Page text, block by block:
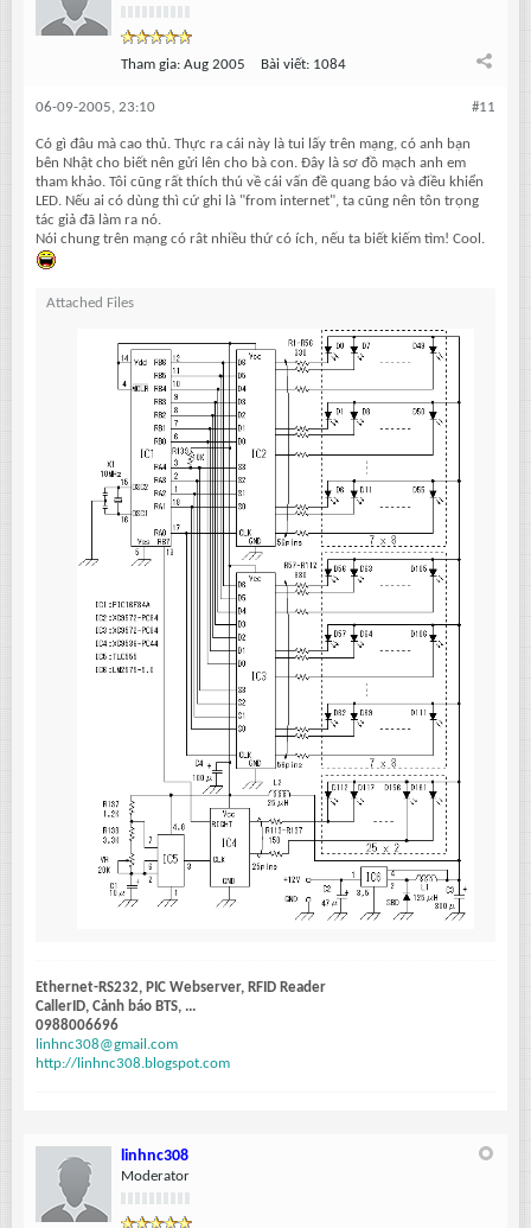
Tham gia: Aug 2005 Bài viết: 1084
#11
06-09-2005, 23:10
Có gì đâu mà cao thủ. Thực ra cái này là tui lấy trên mạng, có anh bạn
bên Nhật cho biết nên gửi lên cho bà con. Đây là sơ đồ mạch anh em
tham khảo. Tôi cũng rất thích thú về cái vấn đề quang báo và điều khiển
LED. Nếu ai có dùng thì cứ ghi là "from internet", ta cũng nên tôn trọng
tác giả đã làm ra nó.
Nói chung trên mạng có rât nhiều thứ có ích, nếu ta biết kiếm tìm! Cool.
Attached Files
Ethernet-RS232, PIC Webserver, RFID Reader
CallerID, Cảnh báo BTS, ...
0988006696
linhnc308@gmail.com
http://linhnc308.blogspot.com
linhnc308
Moderator